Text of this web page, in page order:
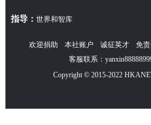
指导： 世界和智库
欢迎捐助 本社账户 诚征英才 免
客服联系：
Copyright © 2015-2022